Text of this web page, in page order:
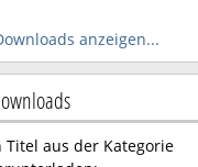
anzeigen...
Titel aus der Kategorie